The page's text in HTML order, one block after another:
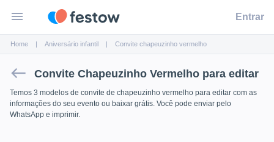
menu Entrar
Home Aniversário infantil Convite chapeuzinho vermelho
west Convite Chapeuzinho Vermelho para editar
Temos 3 modelos de convite de chapeuzinho vermelho para editar com as
informações do seu evento ou baixar grátis. Você pode enviar pelo
WhatsApp e imprimir.